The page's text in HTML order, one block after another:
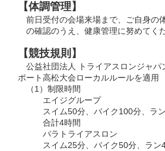
【体調管理】
前日受付の会場来場まで、ご自身の
の確認のうえ、健康管理に努めてく
【競技規則】
公益社団法人 トライアスロンジャパ
ポート⾼松大会ローカルルールを適⽤
（1）制限時間
エイジグループ
スイム50分、バイク100分、ラ
合計4時間
パラトライアスロン
スイム25分、バイク50分、ラン